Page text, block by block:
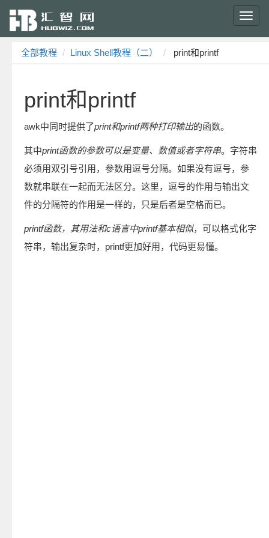
全部教程 Linux Shell教程（二） print和printf
print和printf
awk中同时提供了print和printf两种打印输出的函数。
其中print函数的参数可以是变量、数值或者字符串。字符串
必须用双引号引用，参数用逗号分隔。如果没有逗号，参
数就串联在一起而无法区分。这里，逗号的作用与输出文
件的分隔符的作用是一样的，只是后者是空格而已。
printf函数，其用法和c语言中printf基本相似，可以格式化字
符串，输出复杂时，printf更加好用，代码更易懂。